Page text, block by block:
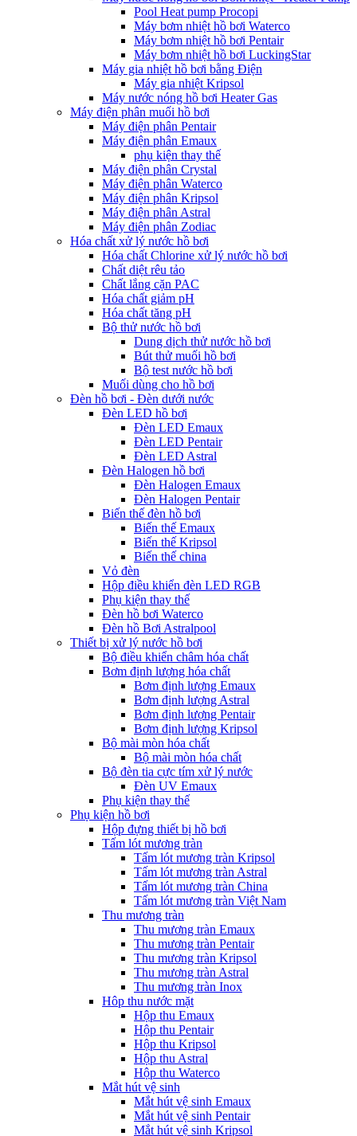
Pool Heat pump Procopi
Máy bơm nhiệt hồ bơi Waterco
Máy bơm nhiệt hồ bơi Pentair
Máy bơm nhiệt hồ bơi LuckingStar
Máy gia nhiệt hồ bơi bằng Điện
Máy gia nhiệt Kripsol
Máy nước nóng hồ bơi Heater Gas
Máy điện phân muối hồ bơi
Máy điện phân Pentair
Máy điện phân Emaux
phụ kiện thay thế
Máy điện phân Crystal
Máy điện phân Waterco
Máy điện phân Kripsol
Máy điện phân Astral
Máy điện phân Zodiac
Hóa chất xử lý nước hồ bơi
Hóa chất Chlorine xử lý nước hồ bơi
Chất diệt rêu tảo
Chất lắng cặn PAC
Hóa chất giảm pH
Hóa chất tăng pH
Bộ thử nước hồ bơi
Dung dịch thử nước hồ bơi
Bút thử muối hồ bơi
Bộ test nước hồ bơi
Muối dùng cho hồ bơi
Đèn hồ bơi - Đèn dưới nước
Đèn LED hồ bơi
Đèn LED Emaux
Đèn LED Pentair
Đèn LED Astral
Đèn Halogen hồ bơi
Đèn Halogen Emaux
Đèn Halogen Pentair
Biến thế đèn hồ bơi
Biến thế Emaux
Biến thế Kripsol
Biến thế china
Vỏ đèn
Hộp điều khiển đèn LED RGB
Phụ kiện thay thế
Đèn hồ bơi Waterco
Đèn hồ Bơi Astralpool
Thiết bị xử lý nước hồ bơi
Bộ điều khiển châm hóa chất
Bơm định lượng hóa chất
Bơm định lượng Emaux
Bơm định lượng Astral
Bơm định lượng Pentair
Bơm định lượng Kripsol
Bộ mài mòn hóa chất
Bộ mài mòn hóa chất
Bộ đèn tia cực tím xử lý nước
Đèn UV Emaux
Phụ kiện thay thế
Phụ kiện hồ bơi
Hộp đựng thiết bị hồ bơi
Tấm lót mương tràn
Tấm lót mương tràn Kripsol
Tấm lót mương tràn Astral
Tấm lót mương tràn China
Tấm lót mương tràn Việt Nam
Thu mương tràn
Thu mương tràn Emaux
Thu mương tràn Pentair
Thu mương tràn Kripsol
Thu mương tràn Astral
Thu mương tràn Inox
Hôp thu nước mặt
Hộp thu Emaux
Hộp thu Pentair
Hộp thu Kripsol
Hộp thu Astral
Hộp thu Waterco
Mắt hút vệ sinh
Mắt hút vệ sinh Emaux
Mắt hút vệ sinh Pentair
Mắt hút vệ sinh Kripsol